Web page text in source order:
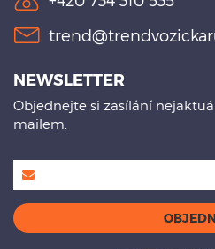
NEWSLETTER
Objednejte si zasílání
mailem.